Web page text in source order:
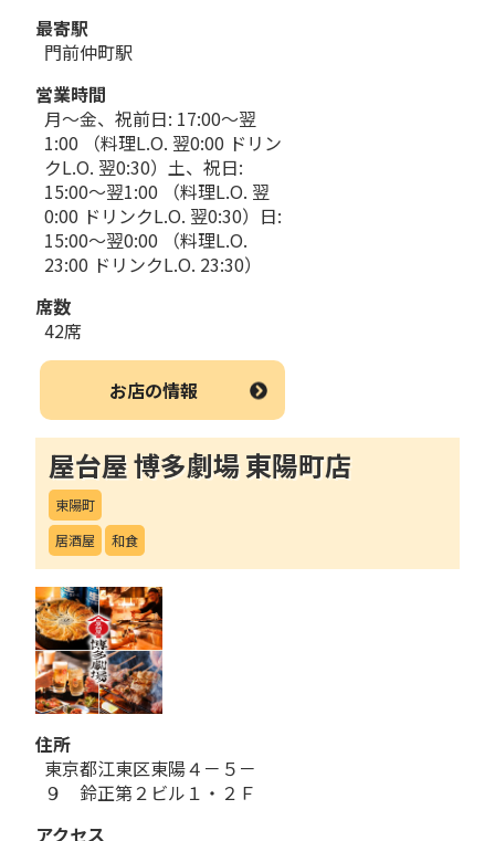
最寄駅
門前仲町駅
営業時間
月～金、祝前日: 17:00～翌
1:00 （料理L.O. 翌0:00 ドリン
クL.O. 翌0:30）土、祝日:
15:00～翌1:00 （料理L.O. 翌
0:00 ドリンクL.O. 翌0:30）日:
15:00～翌0:00 （料理L.O.
23:00 ドリンクL.O. 23:30）
席数
42席
お店の情報
屋台屋 博多劇場 東陽町店
東陽町
居酒屋
和食
住所
東京都江東区東陽４－５－
９ 鈴正第２ビル１・２Ｆ
アクセス